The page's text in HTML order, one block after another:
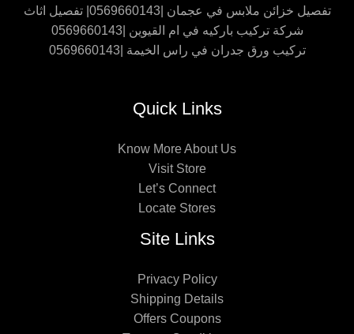
تفصيل خزائن ملابس في عجمان |0569660143| تفصيل اثاث
شركة تركيب باركيه في ام القيوين |0569660143
تركيب ورق جدران في راس الخيمة |0569660143
Quick Links
Know More About Us
Visit Store
Let’s Connect
Locate Stores
Site Links
Privacy Policy
Shipping Details
Offers Coupons